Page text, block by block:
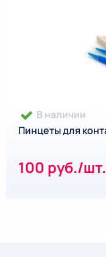
В наличии
Пинцеты для
100 руб./шт.